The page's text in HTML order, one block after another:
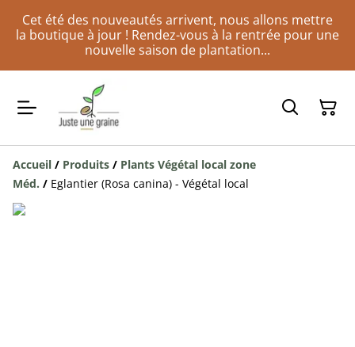
Cet été des nouveautés arrivent, nous allons mettre
la boutique à jour ! Rendez-vous à la rentrée pour une
nouvelle saison de plantation...
Accueil / Produits / Plants Végétal local zone
Méd. / Eglantier (Rosa canina) - Végétal local